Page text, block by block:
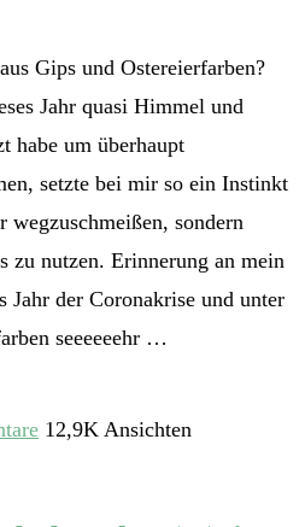
Gips und Ostereierfarben?
Jahr quasi Himmel und
habe um überhaupt
setzte bei mir so ein Instinkt
sondern
zu nutzen. Erinnerung an mein
Jahr der Coronakrise und unter
seeeeeehr …
12,9K Ansichten